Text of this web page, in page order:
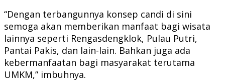
“Dengan terbangunnya konsep candi di sini
semoga akan memberikan manfaat bagi wisata
lainnya seperti Rengasdengklok, Pulau Putri,
Pantai Pakis, dan lain-lain. Bahkan juga ada
kebermanfaatan bagi masyarakat terutama
UMKM,” imbuhnya.